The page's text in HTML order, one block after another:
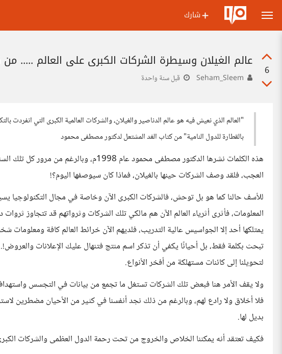
شارك
6
عالم الغيلان وسيطرة الشركات الكبرى على العالم
قبل سنة واحدة
"العالم الذي نعيش فيه هو عالم الدناصير والغيلان، والشركات العالمية الكبرى التي انفردت
بالقطارة للدول النامية" من كتاب الغد المشتعل لدكتور مصطفى محمود
هذه الكلمات نشرها الدكتور مصطفى محمود عام
العجب، فلقد وصف الشركات حينها بالغيلان، فماذا كان سيوصفها اليوم؟!
للأسف حالنا كما هو بل توحش، فالشركات الكبرى الآن وخاصة في مجال التكنولوچيا
المعلومات، فأثرى أثرياء العالم الآن هم مالكي تلك الشركات وثرواتهم قد تتجاوز
يمتلكها أحد إلا الجواسيس عالية التدريب، فلديهم الآن خرائط العالم كافة
تبحث بكلمة فقط، بل أحيانًا يكفي أن تذكر اسم منتج فتنهال عليك الإعلانات
لتحويلنا إلى كائنات مستهلكة من أفخر الأنواع.
ولا يقف الأمر هنا فبعض تلك الشركات تستغل ما تجمع من بيانات في التجسس
فلا أخلاق ولا رادع لهم، وبالرغم من ذلك نجد أنفسنا في كثير من الأحيان مضطرين
بديل لها.
فكيف تعتقد أنه يمكننا الخلاص والخروج من تحت رحمة الدول العظمى والشركات